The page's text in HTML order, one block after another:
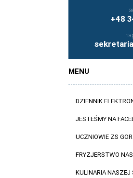
+48
MENU
DZIENNIK
JESTEŚMY NA
UCZNIOWIE ZS
FRYZJERSTWO
KULINARIA NASZEJ